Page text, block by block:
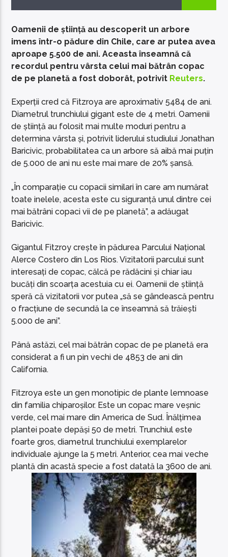
EcoFM Chisinau
Oamenii de știință au descoperit un arbore
imens într-o pădure din Chile, care ar putea avea
aproape 5.500 de ani. Aceasta înseamnă că
recordul pentru vârsta celui mai bătrân copac
de pe planetă a fost doborât, potrivit Reuters.
Experții cred că Fitzroya are aproximativ 5484 de ani.
Diametrul trunchiului gigant este de 4 metri. Oamenii
de știință au folosit mai multe moduri pentru a
determina vârsta și, potrivit liderului studiului Jonathan
Baricivic, probabilitatea ca un arbore să aibă mai puțin
de 5.000 de ani nu este mai mare de 20% șansă.
„În comparație cu copacii similari în care am numărat
toate inelele, acesta este cu siguranță unul dintre cei
mai bătrâni copaci vii de pe planetă”, a adăugat
Baricivic.
Gigantul Fitzroy crește în pădurea Parcului Național
Alerce Costero din Los Rios. Vizitatorii parcului sunt
interesați de copac, călcă pe rădăcini și chiar iau
bucăți din scoarța acestuia cu ei. Oamenii de știință
speră că vizitatorii vor putea „să se gândească pentru
o fracțiune de secundă la ce înseamnă să trăiești
5.000 de ani”.
Până astăzi, cel mai bătrân copac de pe planetă era
considerat a fi un pin vechi de 4853 de ani din
California.
Fitzroya este un gen monotipic de plante lemnoase
din familia chiparoșilor. Este un copac mare veșnic
verde, cel mai mare din America de Sud. Înălțimea
plantei poate depăși 50 de metri. Trunchiul este
foarte gros, diametrul trunchiului exemplarelor
individuale ajunge la 5 metri. Anterior, cea mai veche
plantă din acastă specie a fost datată la 3600 de ani.